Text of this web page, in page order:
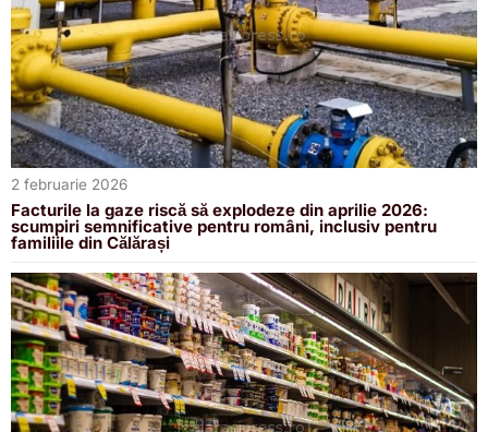
2 februarie 2026
Facturile la gaze riscă să explodeze din aprilie 2026:
scumpiri semnificative pentru români, inclusiv pentru
familiile din Călărași